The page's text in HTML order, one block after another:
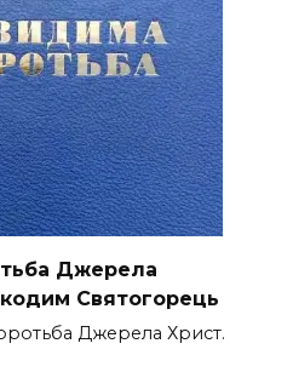
Джерела
Святогорець
Джерела Христ.